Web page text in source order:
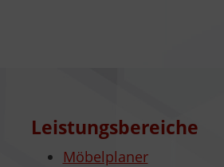
Leistungsbereiche
Möbelplaner